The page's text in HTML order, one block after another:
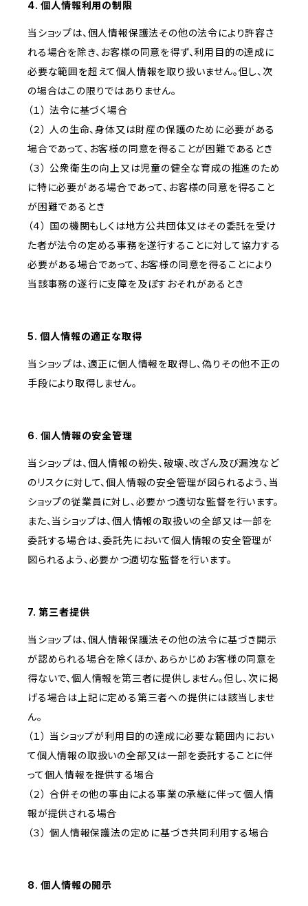
4. 個人情報利用の制限
当ショップは、個人情報保護法その他の法令により許容さ
れる場合を除き、お客様の同意を得ず、利用目的の達成に
必要な範囲を超えて個人情報を取り扱いません。但し、次
の場合はこの限りではありません。
（１） 法令に基づく場合
（２） 人の生命、身体又は財産の保護のために必要がある
場合であって、お客様の同意を得ることが困難であるとき
（３） 公衆衛生の向上又は児童の健全な育成の推進のため
に特に必要がある場合であって、お客様の同意を得ること
が困難であるとき
（４） 国の機関もしくは地方公共団体又はその委託を受け
た者が法令の定める事務を遂行することに対して協力する
必要がある場合であって、お客様の同意を得ることにより
当該事務の遂行に支障を及ぼすおそれがあるとき
5. 個人情報の適正な取得
当ショップは、適正に個人情報を取得し、偽りその他不正の
手段により取得しません。
6. 個人情報の安全管理
当ショップは、個人情報の紛失、破壊、改ざん及び漏洩など
のリスクに対して、個人情報の安全管理が図られるよう、当
ショップの従業員に対し、必要かつ適切な監督を行います。
また、当ショップは、個人情報の取扱いの全部又は一部を
委託する場合は、委託先において個人情報の安全管理が
図られるよう、必要かつ適切な監督を行います。
7. 第三者提供
当ショップは、個人情報保護法その他の法令に基づき開示
が認められる場合を除くほか、あらかじめお客様の同意を
得ないで、個人情報を第三者に提供しません。但し、次に掲
げる場合は上記に定める第三者への提供には該当しませ
ん。
（１） 当ショップが利用目的の達成に必要な範囲内におい
て個人情報の取扱いの全部又は一部を委託することに伴
って個人情報を提供する場合
（２） 合併その他の事由による事業の承継に伴って個人情
報が提供される場合
（３） 個人情報保護法の定めに基づき共同利用する場合
8. 個人情報の開示